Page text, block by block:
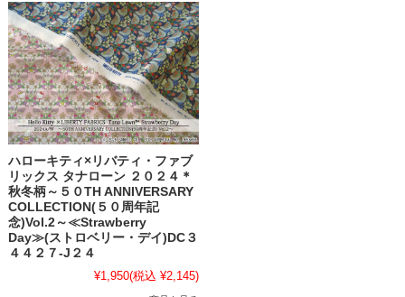
ハローキティ×リバティ・ファブ
リックス タナローン ２０２４＊
秋冬柄～５０TH ANNIVERSARY
COLLECTION(５０周年記
念)Vol.2～≪Strawberry
Day≫(ストロベリー・デイ)DC３
４４２７-J２４
¥1,950(税込 ¥2,145)